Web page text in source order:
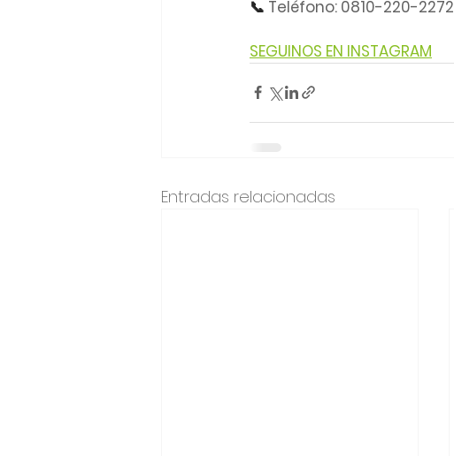
📞 Teléfono: 0810-220-2272
SEGUINOS EN INSTAGRAM
Entradas relacionadas